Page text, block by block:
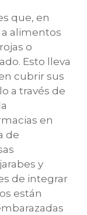
que, en
a alimentos
o
Esto lleva
cubrir sus
a través de
en
de
y
de integrar
están